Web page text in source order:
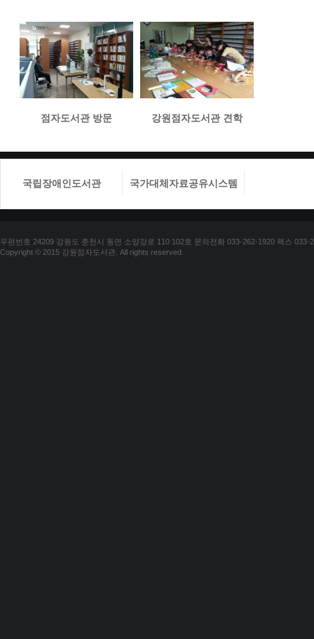
점자도서관 방문 강원점자도서관 견학
국립장애인도서관 국가대체자료공유시스템
우편번호 24209 강원도 춘천시 동면 소양강로 110 102호 문의전화 033-262-1920 팩스 033-
Copyright © 2015 강원점자도서관. All rights reserved.